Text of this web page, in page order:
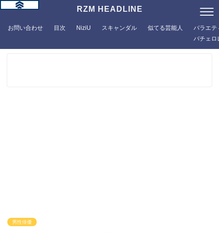
RZM HEADLINE
お問い合わせ 目次 NiziU スキャンダル 似てる芸能人
バラエテ
バチェロ
男性俳優